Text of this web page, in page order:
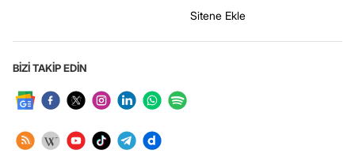
Sitene Ekle
BİZİ TAKİP EDİN